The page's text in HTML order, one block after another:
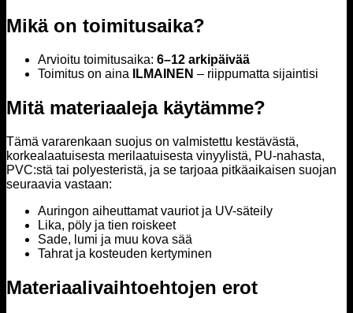
Mikä on toimitusaika?
Arvioitu toimitusaika: 6–12 arkipäivää
Toimitus on aina
ILMAINEN – riippumatta sijaintisi
Mitä materiaaleja käytämme?
Tämä vararenkaan suojus on valmistettu kestävästä,
korkealaatuisesta merilaatuisesta vinyylistä, PU-nahasta,
PVC:stä tai polyesteristä, ja se tarjoaa pitkäaikaisen suojan
seuraavia vastaan:
Auringon aiheuttamat vauriot ja UV-säteily
Lika, pöly ja tien roiskeet
Sade, lumi ja muu kova sää
Tahrat ja kosteuden kertyminen
Materiaalivaihtoehtojen erot